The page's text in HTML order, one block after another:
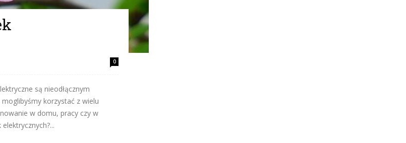
0
są nieodłącznym
korzystać z wielu
w domu, pracy czy w